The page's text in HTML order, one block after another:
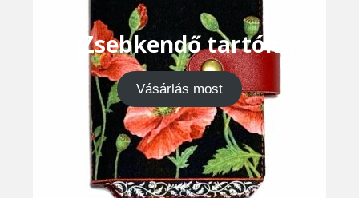
Zsebkendő tartók
Vásárlás most